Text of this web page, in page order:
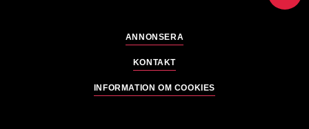
ANNONSERA
KONTAKT
INFORMATION OM COOKIES